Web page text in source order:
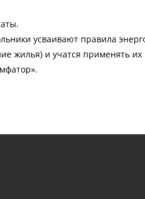
усваивают правила
жилья) и учатся применять